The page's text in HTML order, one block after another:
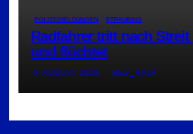
POLIZEIMELDUNGEN STRAUBING
Radfahrer tritt nach Streit
und flüchtet
6. AUGUST 2026 RED_RA24